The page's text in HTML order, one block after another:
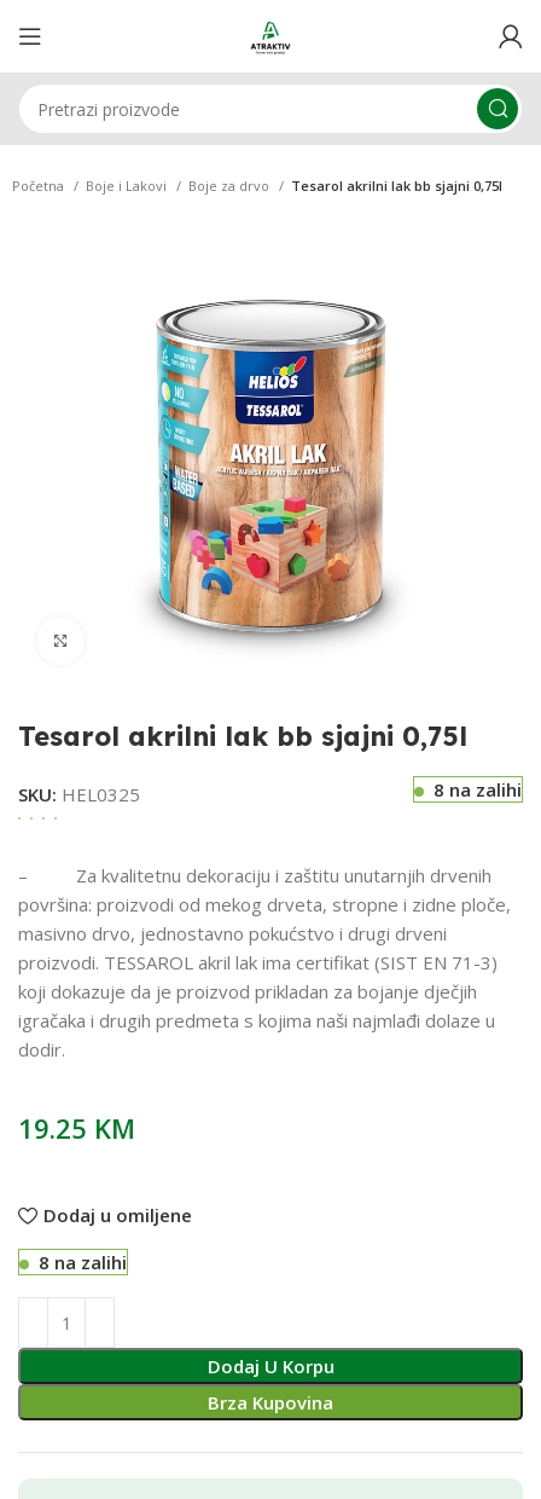
Početna Boje i Lakovi Boje za drvo Tesarol akrilni lak bb sjajni 0,75l
Klikni za uvećavanje
Tesarol akrilni lak bb sjajni 0,75l
SKU: HEL0325 8 na zalihi
– Za kvalitetnu dekoraciju i zaštitu unutarnjih drvenih
površina: proizvodi od mekog drveta, stropne i zidne ploče,
masivno drvo, jednostavno pokućstvo i drugi drveni
proizvodi. TESSAROL akril lak ima certifikat (SIST EN 71-3)
koji dokazuje da je proizvod prikladan za bojanje dječjih
igračaka i drugih predmeta s kojima naši najmlađi dolaze u
dodir.
19.25 KM
Dodaj u omiljene
8 na zalihi
Dodaj U Korpu
Brza Kupovina